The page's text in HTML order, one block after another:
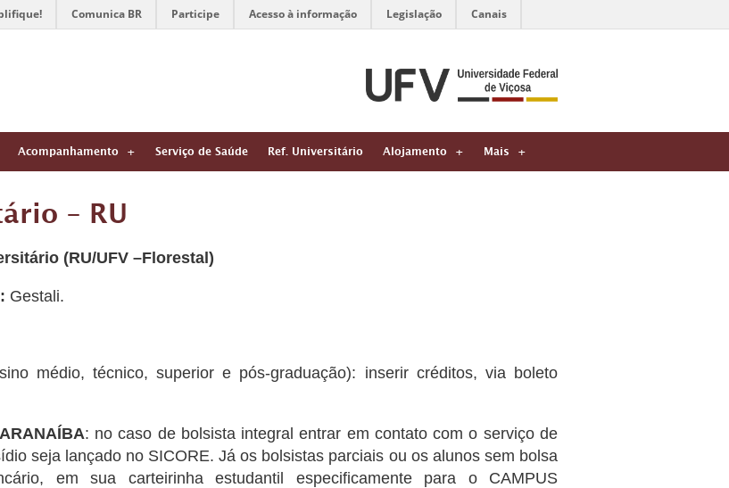
Comunica BR Participe Acesso à informação Legislação Canais
Acompanhamento Serviço de Saúde Ref. Universitário Alojamento Mais
– RU
(RU/UFV –Florestal)
Gestali.
médio, técnico, superior e pós-graduação): inserir créditos, via boleto
: no caso de bolsista integral entrar em contato com o serviço de
seja lançado no SICORE. Já os bolsistas parciais ou os alunos sem bolsa
em sua carteirinha estudantil especificamente para o CAMPUS